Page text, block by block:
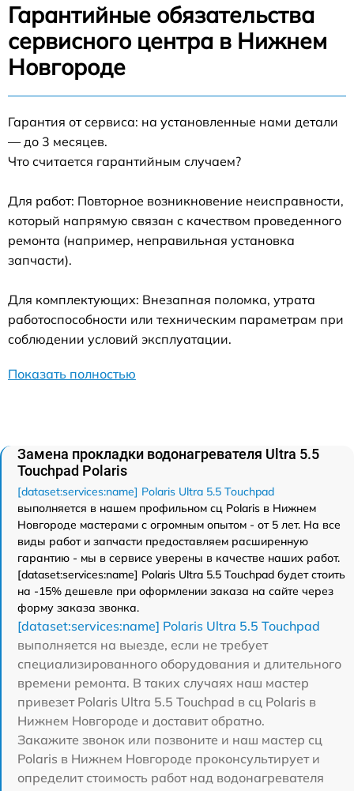
Гарантийные обязательства
сервисного центра в Нижнем
Новгороде
Гарантия от сервиса: на установленные нами детали
— до 3 месяцев.
Что считается гарантийным случаем?
Для работ: Повторное возникновение неисправности,
который напрямую связан с качеством проведенного
ремонта (например, неправильная установка
запчасти).
Для комплектующих: Внезапная поломка, утрата
работоспособности или техническим параметрам при
соблюдении условий эксплуатации.
Показать полностью
Замена прокладки водонагревателя Ultra 5.5
Touchpad Polaris
[dataset:services:name] Polaris Ultra 5.5 Touchpad
выполняется в нашем профильном сц Polaris в Нижнем
Новгороде мастерами с огромным опытом - от 5 лет. На все
виды работ и запчасти предоставляем расширенную
гарантию - мы в сервисе уверены в качестве наших работ.
[dataset:services:name] Polaris Ultra 5.5 Touchpad будет стоить
на -15% дешевле при оформлении заказа на сайте через
форму заказа звонка.
[dataset:services:name] Polaris Ultra 5.5 Touchpad
выполняется на выезде, если не требует
специализированного оборудования и длительного
времени ремонта. В таких случаях наш мастер
привезет Polaris Ultra 5.5 Touchpad в сц Polaris в
Нижнем Новгороде и доставит обратно.
Закажите звонок или позвоните и наш мастер сц
Polaris в Нижнем Новгороде проконсультирует и
определит стоимость работ над водонагревателя